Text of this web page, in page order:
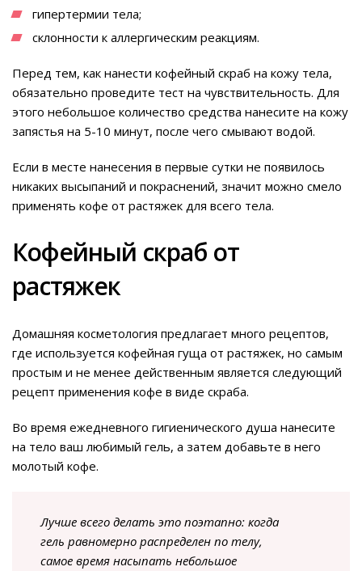
гипертермии тела;
склонности к аллергическим реакциям.
Перед тем, как нанести кофейный скраб на кожу тела,
обязательно проведите тест на чувствительность. Для
этого небольшое количество средства нанесите на кожу
запястья на 5-10 минут, после чего смывают водой.
Если в месте нанесения в первые сутки не появилось
никаких высыпаний и покраснений, значит можно смело
применять кофе от растяжек для всего тела.
Кофейный скраб от
растяжек
Домашняя косметология предлагает много рецептов,
где используется кофейная гуща от растяжек, но самым
простым и не менее действенным является следующий
рецепт применения кофе в виде скраба.
Во время ежедневного гигиенического душа нанесите
на тело ваш любимый гель, а затем добавьте в него
молотый кофе.
Лучше всего делать это поэтапно: когда
гель равномерно распределен по телу,
самое время насыпать небольшое